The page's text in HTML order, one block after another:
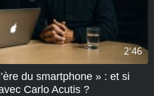
2'46
du smartphone » : et si
Carlo Acutis ?